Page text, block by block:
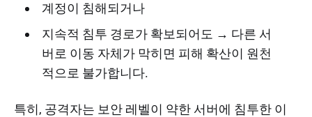
계정이 침해되거나
지속적 침투 경로가 확보되어도 → 다른 서
버로 이동 자체가 막히면 피해 확산이 원천
적으로 불가합니다.
특히, 공격자는 보안 레벨이 약한 서버에 침투한 이